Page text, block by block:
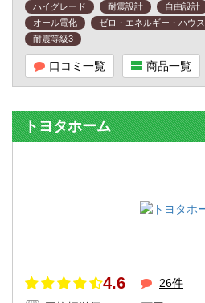
ハイグレード 耐震設計 自由設計
オール電化
ゼロ・エネルギー・ハウス
耐震等級3
口コミ一覧 商品一覧
トヨタホーム
4.6
26件